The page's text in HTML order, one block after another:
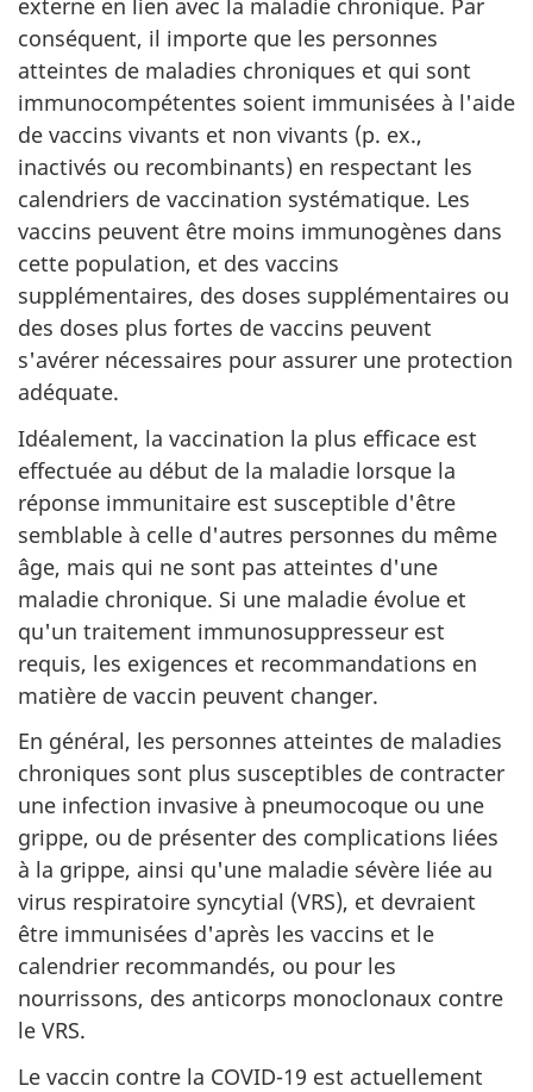
externe en lien avec la maladie chronique. Par
conséquent, il importe que les personnes
atteintes de maladies chroniques et qui sont
immunocompétentes soient immunisées à l'aide
de vaccins vivants et non vivants (p. ex.,
inactivés ou recombinants) en respectant les
calendriers de vaccination systématique. Les
vaccins peuvent être moins immunogènes dans
cette population, et des vaccins
supplémentaires, des doses supplémentaires ou
des doses plus fortes de vaccins peuvent
s'avérer nécessaires pour assurer une protection
adéquate.
Idéalement, la vaccination la plus efficace est
effectuée au début de la maladie lorsque la
réponse immunitaire est susceptible d'être
semblable à celle d'autres personnes du même
âge, mais qui ne sont pas atteintes d'une
maladie chronique. Si une maladie évolue et
qu'un traitement immunosuppresseur est
requis, les exigences et recommandations en
matière de vaccin peuvent changer.
En général, les personnes atteintes de maladies
chroniques sont plus susceptibles de contracter
une infection invasive à pneumocoque ou une
grippe, ou de présenter des complications liées
à la grippe, ainsi qu'une maladie sévère liée au
virus respiratoire syncytial (VRS), et devraient
être immunisées d'après les vaccins et le
calendrier recommandés, ou pour les
nourrissons, des anticorps monoclonaux contre
le VRS.
Le vaccin contre la COVID-19 est actuellement